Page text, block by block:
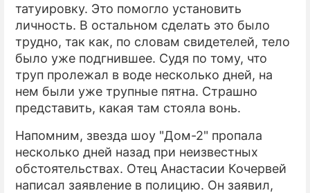
татуировку. Это помогло установить
личность. В остальном сделать это было
трудно, так как, по словам свидетелей, тело
было уже подгнившее. Судя по тому, что
труп пролежал в воде несколько дней, на
нем были уже трупные пятна. Страшно
представить, какая там стояла вонь.
Напомним, звезда шоу "Дом-2" пропала
несколько дней назад при неизвестных
обстоятельствах. Отец Анастасии Кочервей
написал заявление в полицию. Он заявил,